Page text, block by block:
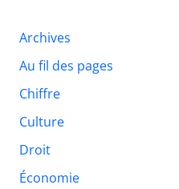
Archives
Au fil des pages
Chiffre
Culture
Droit
Économie